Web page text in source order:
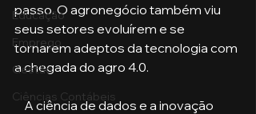
Educação
Emprego
Gestão
Ciências Contábeis
passo. O agronegócio também viu
seus setores evoluírem e se
tornarem adeptos da tecnologia com
a chegada do agro 4.0.
    A ciência de dados e a inovação